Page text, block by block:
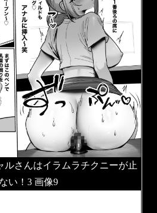
ルさんはイラムラチクニーが止
い！3 画像9